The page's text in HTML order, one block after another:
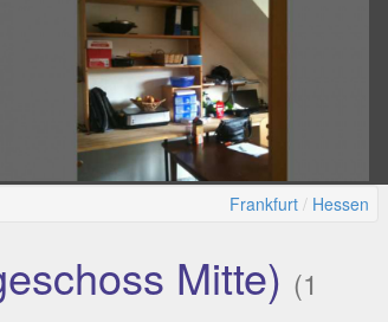
Frankfurt Hessen
Mitte) (1